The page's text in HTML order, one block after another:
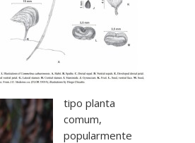
tipo planta
comum,
popularmente